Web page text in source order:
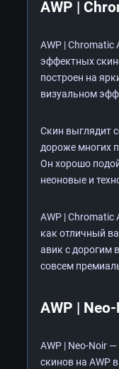
AWP |
AWP |
эффектных
построен на
визуальном
Скин выглядит
дороже многих
Он хорошо
неоновые и
AWP |
как отличный
авик с дорогим
совсем
AWP |
AWP | Neo-Noir
скинов на AWP